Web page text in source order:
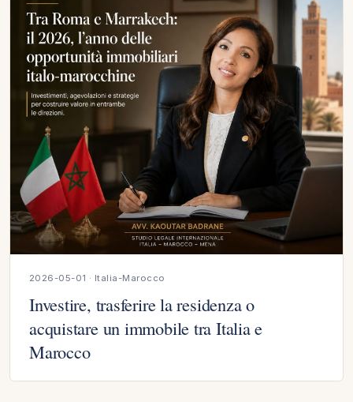
2026-05-01 · Italia-Marocco
Investire, trasferire la residenza o
acquistare un immobile tra Italia e
Marocco